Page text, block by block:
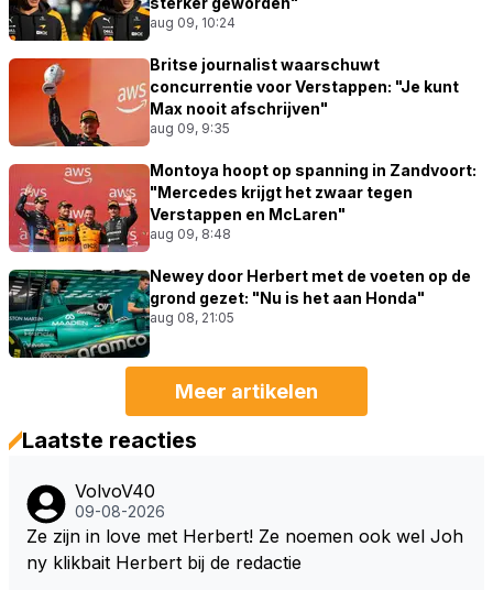
aug 09, 10:24
Britse journalist waarschuwt
concurrentie voor Verstappen: "Je kunt
Max nooit afschrijven"
aug 09, 9:35
Montoya hoopt op spanning in Zandvoort:
"Mercedes krijgt het zwaar tegen
Verstappen en McLaren"
aug 09, 8:48
Newey door Herbert met de voeten op de
grond gezet: "Nu is het aan Honda"
aug 08, 21:05
Meer artikelen
Laatste reacties
VolvoV40
09-08-2026
Ze zijn in love met Herbert! Ze noemen ook wel Joh
ny klikbait Herbert bij de redactie